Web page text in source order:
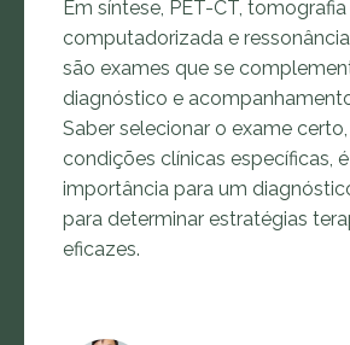
Em síntese, PET-CT, tomografia
computadorizada e
são exames que se
diagnóstico e
Saber selecionar o exame
condições clínicas específicas,
importância para um
para determinar estratégias
eficazes.